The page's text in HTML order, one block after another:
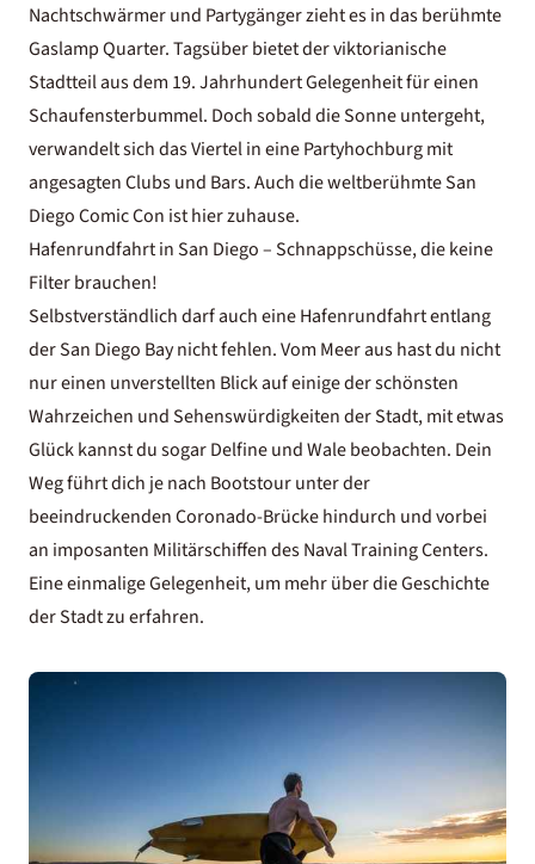
Nachtschwärmer und Partygänger zieht es in das berühmte
Gaslamp Quarter. Tagsüber bietet der viktorianische
Stadtteil aus dem 19. Jahrhundert Gelegenheit für einen
Schaufensterbummel. Doch sobald die Sonne untergeht,
verwandelt sich das Viertel in eine Partyhochburg mit
angesagten Clubs und Bars. Auch die weltberühmte San
Diego Comic Con ist hier zuhause.
Hafenrundfahrt in San Diego – Schnappschüsse, die keine
Filter brauchen!
Selbstverständlich darf auch eine Hafenrundfahrt entlang
der San Diego Bay nicht fehlen. Vom Meer aus hast du nicht
nur einen unverstellten Blick auf einige der schönsten
Wahrzeichen und Sehenswürdigkeiten der Stadt, mit etwas
Glück kannst du sogar Delfine und Wale beobachten. Dein
Weg führt dich je nach Bootstour unter der
beeindruckenden Coronado-Brücke hindurch und vorbei
an imposanten Militärschiffen des Naval Training Centers.
Eine einmalige Gelegenheit, um mehr über die Geschichte
der Stadt zu erfahren.